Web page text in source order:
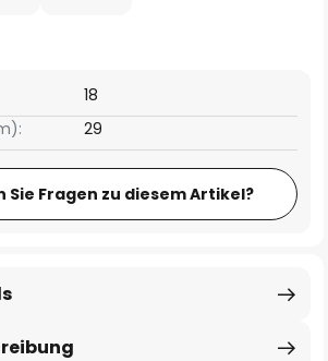
18
29
Sie Fragen zu diesem Artikel?